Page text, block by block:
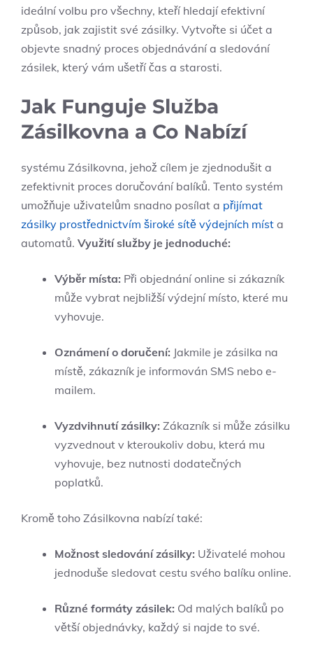
ideální volbu pro všechny, kteří hledají efektivní
způsob, jak zajistit své zásilky. Vytvořte si účet a
objevte snadný proces objednávání a sledování
zásilek, který vám ušetří čas a starosti.
Jak Funguje Služba
Zásilkovna a Co Nabízí
systému Zásilkovna, jehož cílem je zjednodušit a
zefektivnit proces doručování balíků. Tento systém
umožňuje uživatelům snadno posílat a přijímat
zásilky prostřednictvím široké sítě výdejních míst a
automatů. Využití služby je jednoduché:
Výběr místa: Při objednání online si zákazník
může vybrat nejbližší výdejní místo, které mu
vyhovuje.
Oznámení o doručení: Jakmile je zásilka na
místě, zákazník je informován SMS nebo e-
mailem.
Vyzdvihnutí zásilky: Zákazník si může zásilku
vyzvednout v kteroukoliv dobu, která mu
vyhovuje, bez nutnosti dodatečných
poplatků.
Kromě toho Zásilkovna nabízí také:
Možnost sledování zásilky: Uživatelé mohou
jednoduše sledovat cestu svého balíku online.
Různé formáty zásilek: Od malých balíků po
větší objednávky, každý si najde to své.